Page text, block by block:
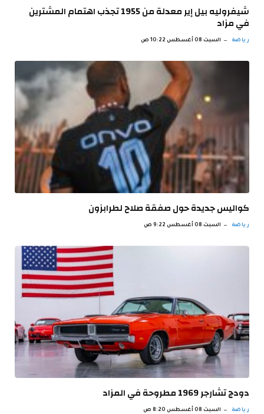
شيفروليه بيل إير معدلة من 1955 تجذب اهتمام المشترين
في مزاد
رياضة السبت 08 أغسطس 10:22 ص
كواليس جديدة حول صفقة صلاح لطرابزون
رياضة السبت 08 أغسطس 9:22 ص
دودج تشارجر 1969 مطروحة في المزاد
رياضة السبت 08 أغسطس 8:20 ص